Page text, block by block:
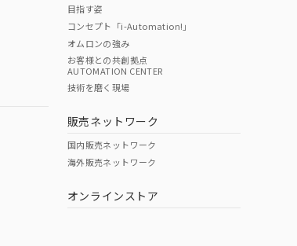
目指す姿
コンセプト「i-Automation!」
オムロンの強み
お客様との共創拠点
AUTOMATION CENTER
技術を磨く現場
販売ネットワーク
国内販売ネットワーク
海外販売ネットワーク
オンラインストア